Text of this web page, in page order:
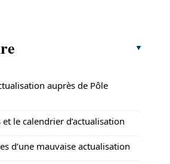
auprès de Pôle
le calendrier d’actualisation
d’une mauvaise actualisation